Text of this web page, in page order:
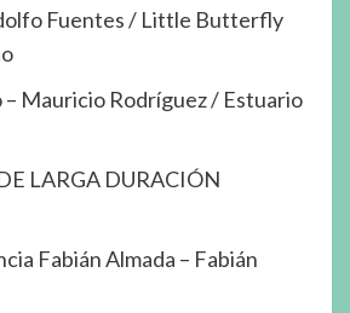
Fuentes / Little Butterfly
Mauricio Rodríguez / Estuario
LARGA DURACIÓN
Fabián Almada – Fabián